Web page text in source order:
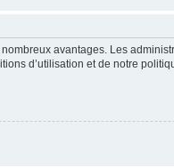
avantages. Les
d’utilisation et de notre